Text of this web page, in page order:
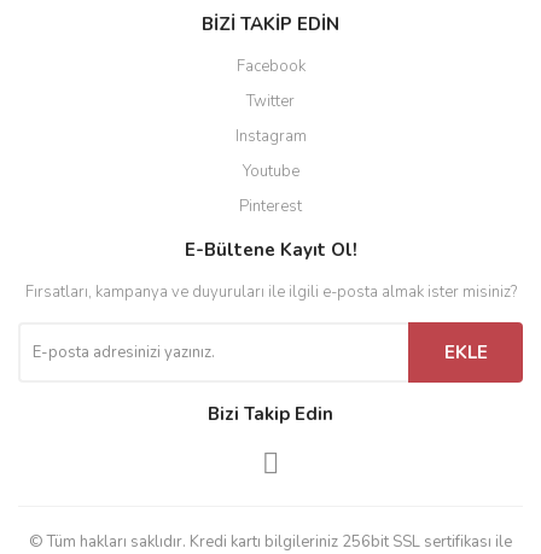
BİZİ TAKİP EDİN
Facebook
Twitter
Instagram
Youtube
Pinterest
E-Bültene Kayıt Ol!
Fırsatları, kampanya ve duyuruları ile ilgili e-posta almak ister misiniz?
EKLE
Bizi Takip Edin
© Tüm hakları saklıdır. Kredi kartı bilgileriniz 256bit SSL sertifikası ile